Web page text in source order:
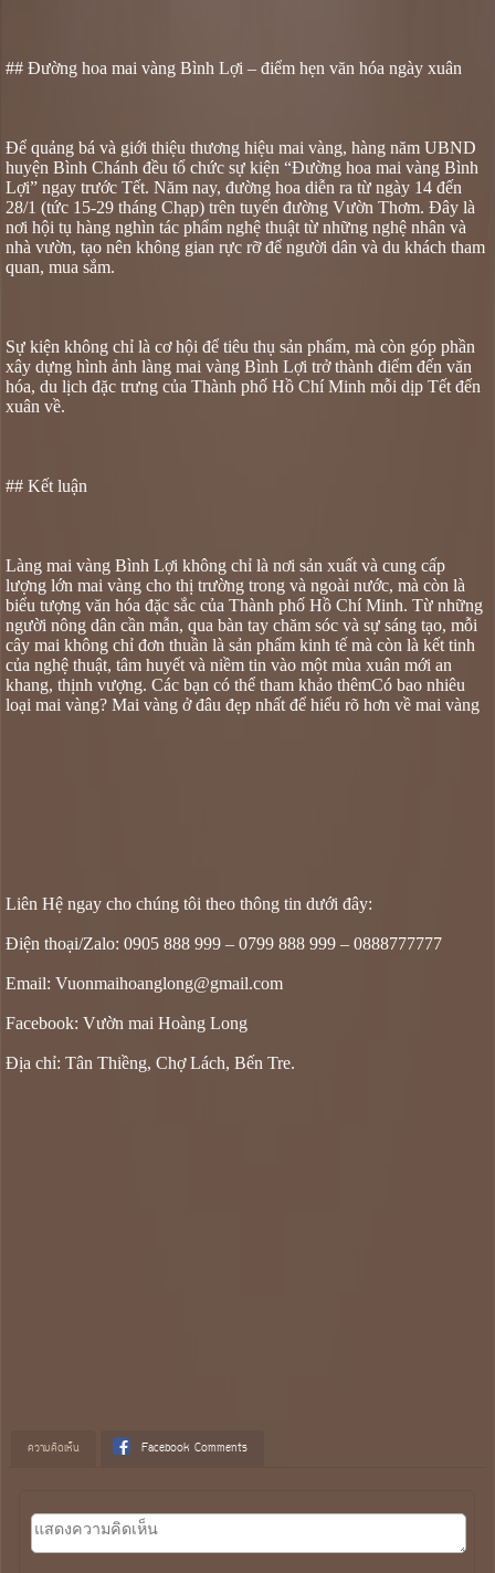
## Đường hoa mai vàng Bình Lợi – điểm hẹn văn hóa ngày xuân
Để quảng bá và giới thiệu thương hiệu mai vàng, hàng năm UBND
huyện Bình Chánh đều tổ chức sự kiện “Đường hoa mai vàng Bình
Lợi” ngay trước Tết. Năm nay, đường hoa diễn ra từ ngày 14 đến
28/1 (tức 15-29 tháng Chạp) trên tuyến đường Vườn Thơm. Đây là
nơi hội tụ hàng nghìn tác phẩm nghệ thuật từ những nghệ nhân và
nhà vườn, tạo nên không gian rực rỡ để người dân và du khách tham
quan, mua sắm.
Sự kiện không chỉ là cơ hội để tiêu thụ sản phẩm, mà còn góp phần
xây dựng hình ảnh làng mai vàng Bình Lợi trở thành điểm đến văn
hóa, du lịch đặc trưng của Thành phố Hồ Chí Minh mỗi dịp Tết đến
xuân về.
## Kết luận
Làng mai vàng Bình Lợi không chỉ là nơi sản xuất và cung cấp
lượng lớn mai vàng cho thị trường trong và ngoài nước, mà còn là
biểu tượng văn hóa đặc sắc của Thành phố Hồ Chí Minh. Từ những
người nông dân cần mẫn, qua bàn tay chăm sóc và sự sáng tạo, mỗi
cây mai không chỉ đơn thuần là sản phẩm kinh tế mà còn là kết tinh
của nghệ thuật, tâm huyết và niềm tin vào một mùa xuân mới an
khang, thịnh vượng. Các bạn có thể tham khảo thêmCó bao nhiêu
loại mai vàng? Mai vàng ở đâu đẹp nhấtđể hiểu rõ hơn về mai vàng
Liên Hệ ngay cho chúng tôi theo thông tin dưới đây:
Điện thoại/Zalo: 0905 888 999 – 0799 888 999 – 0888777777
Email: Vuonmaihoanglong@gmail.com
Facebook: Vườn mai Hoàng Long
Địa chỉ: Tân Thiềng, Chợ Lách, Bến Tre.
ความคิดเห็น Facebook Comments